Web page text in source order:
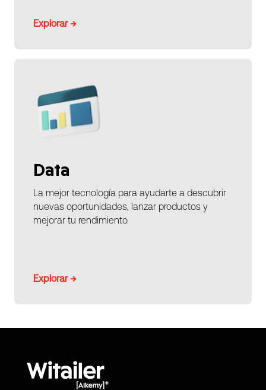
Explorar →
Data
La mejor tecnología para ayudarte a descubrir
nuevas oportunidades, lanzar productos y
mejorar tu rendimiento.
Explorar →